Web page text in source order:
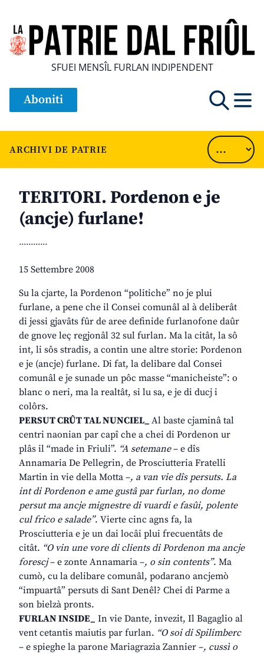
SFUEI MENSÎL FURLAN INDIPENDENT
Aboniti
ARCHIVI DE PATRIE
TERITORI. Pordenon e je
(ancje) furlane!
............
15 Settembre 2008
Su la cjarte, la Pordenon “politiche” no je plui
furlane, a pene che il Consei comunâl al à deliberât
di jessi gjavâts fûr de aree definide furlanofone daûr
de gnove leç regjonâl 32 sul furlan. Ma la citât, la sô
int, li sôs stradis, a contin une altre storie: Pordenon
e je (ancje) furlane. Di fat, la delibare dal Consei
comunâl e je sunade un pôc masse “manicheiste”: o
blanc o neri, ma la realtât, si lu sa, e je di ducj i
colôrs.
PERSUT CRÛT TAL NUNCIEL_ Al baste cjaminâ tal
centri naonian par capî che a chei di Pordenon ur
plâs il “made in Friuli”. “A setemane– e dîs
Annamaria De Pellegrin, de Prosciutteria Fratelli
Martin in vie della Motta –, a van vie dîs persuts. La
int di Pordenon e ame gustâ par furlan, no dome
persut ma ancje mignestre di vuardi e fasûi, polente
cul frico e salade”. Vierte cinc agns fa, la
Prosciutteria e je un dai locâi plui frecuentâts de
citât. “O vin une vore di clients di Pordenon ma ancje
forescj– e zonte Annamaria –, o sin contents”. Ma
cumò, cu la delibare comunâl, podarano ancjemò
“impuartâ” persuts di Sant Denêl? Chei di Parme a
son bielzà pronts.
FURLAN INSIDE_ In vie Dante, invezit, Il Bagaglio al
vent cetantis maiutis par furlan. “O soi di Spilimberc
– e spieghe la parone Mariagrazia Zannier –, cussì o